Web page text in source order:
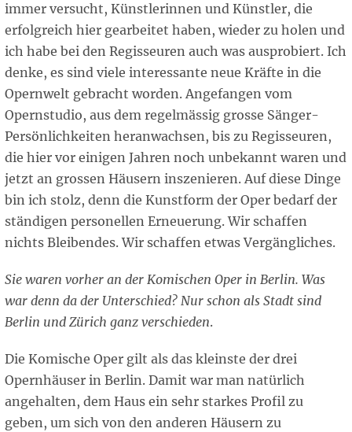
immer versucht, Künstlerinnen und Künstler, die
erfolgreich hier gearbeitet haben, wieder zu holen und
ich habe bei den Regisseuren auch was ausprobiert. Ich
denke, es sind viele interessante neue Kräfte in die
Opernwelt gebracht worden. Angefangen vom
Opernstudio, aus dem regelmässig grosse Sänger-
Persönlichkeiten heranwachsen, bis zu Regisseuren,
die hier vor einigen Jahren noch unbekannt waren und
jetzt an grossen Häusern inszenieren. Auf diese Dinge
bin ich stolz, denn die Kunstform der Oper bedarf der
ständigen personellen Erneuerung. Wir schaffen
nichts Bleibendes. Wir schaffen etwas Vergängliches.
Sie waren vorher an der Komischen Oper in Berlin. Was
war denn da der Unterschied? Nur schon als Stadt sind
Berlin und Zürich ganz verschieden.
Die Komische Oper gilt als das kleinste der drei
Opernhäuser in Berlin. Damit war man natürlich
angehalten, dem Haus ein sehr starkes Profil zu
geben, um sich von den anderen Häusern zu